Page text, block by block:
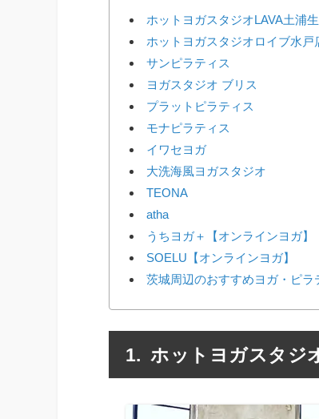
ホットヨガスタジオLAVA土浦
ホットヨガスタジオロイブ水戸
サンピラティス
ヨガスタジオ ブリス
プラットピラティス
モナピラティス
イワセヨガ
大洗海風ヨガスタジオ
TEONA
atha
うちヨガ＋【オンラインヨガ】
SOELU【オンラインヨガ】
茨城周辺のおすすめヨガ・ピ
ホットヨガスタジ